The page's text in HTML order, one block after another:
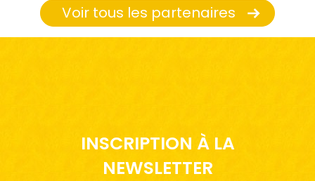
Voir tous les partenaires
INSCRIPTION À LA
NEWSLETTER